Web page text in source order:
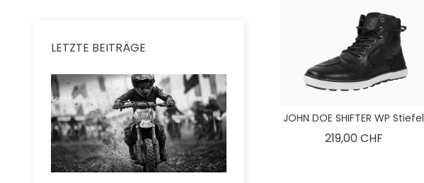
LETZTE BEITRÄGE
JOHN DOE SHIFTER WP Stiefel
219,00 CHFPreis